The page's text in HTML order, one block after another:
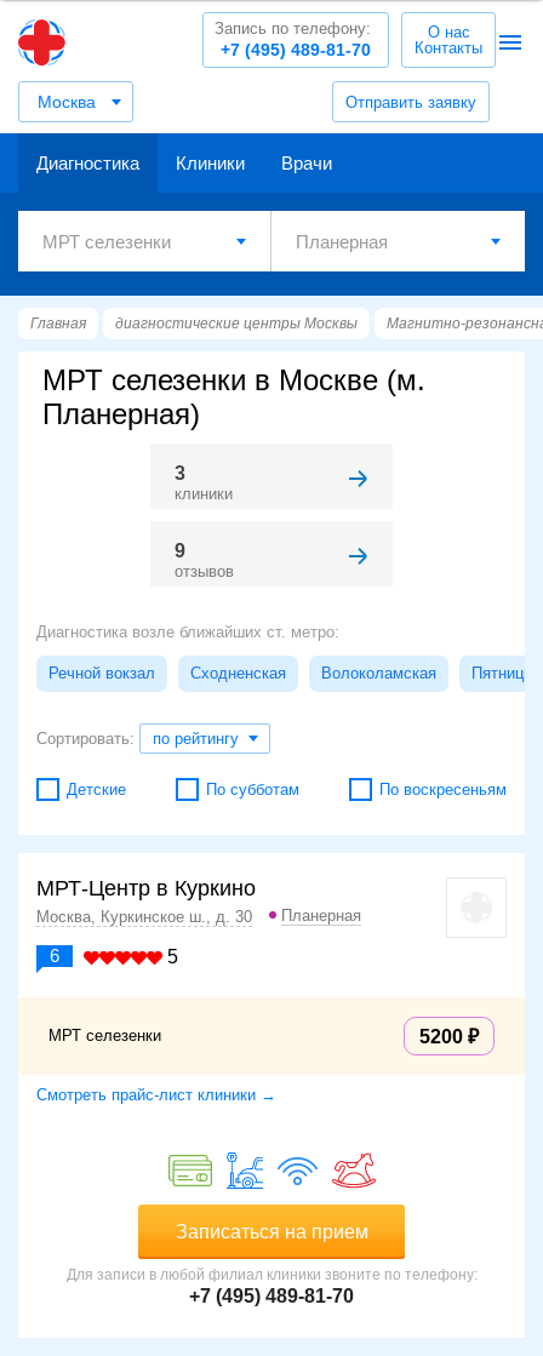
Москва Отправить заявку
+7 (495) 489-81-70
Запись по телефону:
О нас
Контакты
Диагностика Клиники Врачи
Главная диагностические центры Москвы Магнитно-
МРТ селезенки в Москве (м.
Планерная)
3
клиники
9
отзывов
Диагностика возле ближайших ст. метро:
Речной вокзал Сходненская Волоколамская
Сортировать: по рейтингу
Детские По субботам По воскресеньям
МРТ-Центр в Куркино
Москва, Куркинское ш., д. 30 Планерная
6 5
МРТ селезенки 5200
Смотреть прайс-лист клиники →
Записаться на прием
Для записи в любой филиал клиники звоните по телефону:
+7 (495) 489-81-70